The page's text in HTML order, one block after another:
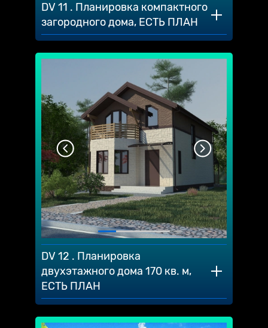
DV 11 . Планировка компактного
загородного дома, ЕСТЬ ПЛАН
DV 12 . Планировка
двухэтажного дома 170 кв. м,
ЕСТЬ ПЛАН